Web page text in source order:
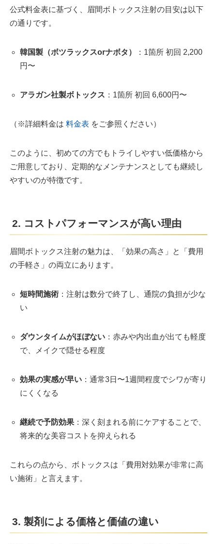
公式料金表に基づく、眉間ボトックス注射の目安は以下
の通りです。
韓国製（ボツラックスorナボタ）
：1箇所 初回 2,200
円〜
アラガン社製ボトックス ：1箇所 初回 6,600円〜
（※詳細料金は 料金表 をご参照ください）
このように、初めての方でもトライしやすい低価格から
ご用意しており、定期的なメンテナンスとしても継続し
やすいのが特徴です。
2. コストパフォーマンスが高い理由
眉間ボトックス注射の魅力は、「効果の高さ」と「費用
の手軽さ」の両立にあります。
短時間施術：注射は数分で終了し、通院の負担が少な
い
ダウンタイムがほぼない：赤みや内出血が出ても軽度
で、メイクで隠せる程度
効果の実感が早い：通常3日〜1週間程度でシワが寄り
にくくなる
継続で予防効果：深く刻まれる前にケアすることで、
将来的な美容コストを抑えられる
これらの点から、ボトックスは「費用対効果が非常に高
い施術」と言えます。
3. 製剤による価格と価値の違い